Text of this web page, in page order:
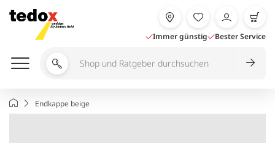
Inhalt
springen
Immer günstig Bester Service
Shop
durchsuchen
StartseiteEndkappe beige